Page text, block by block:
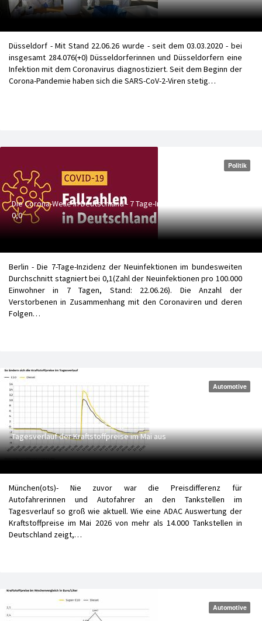
Düsseldorf - Mit Stand 22.06.26 wurde - seit dem 03.03.2020 - bei
insgesamt 284.076(+0) Düsseldorferinnen und Düsseldorfern eine
Infektion mit dem Coronavirus diagnostiziert. Seit dem Beginn der
Corona-Pandemie haben sich die SARS-CoV-2-Viren stetig…
Politik
Die Corona-Welle in Deutschland - 7 Tage-Inzidenz:
0,0
Berlin - Die 7-Tage-Inzidenz der Neuinfektionen im bundesweiten
Durchschnitt stagniert bei 0,1(Zahl der Neuinfektionen pro 100.000
Einwohner in 7 Tagen, Stand: 22.06.26). Die Anzahl der
Verstorbenen in Zusammenhang mit den Coronaviren und deren
Folgen…
Automotive
Preisdifferenz beim Tanken so groß wie nie zuvor - ADAC wertet
Tagesverlauf der Kraftstoffpreise im Mai aus
München(ots)- Nie zuvor war die Preisdifferenz für
Autofahrerinnen und Autofahrer an den Tankstellen im
Tagesverlauf so groß wie aktuell. Wie eine ADAC Auswertung der
Kraftstoffpreise im Mai 2026 von mehr als 14.000 Tankstellen in
Deutschland zeigt,…
Automotive